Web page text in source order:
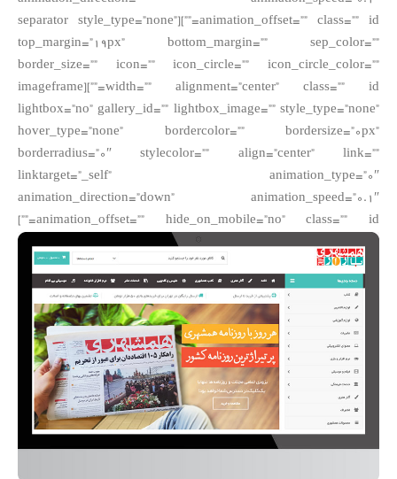
animation_offset=”” class=”” id=””][separator style_type=”none”
top_margin=”19px” bottom_margin=”” sep_color=””
border_size=”” icon=”” icon_circle=”” icon_circle_color=””
width=”” alignment=”center” class=”” id=””][imageframe
lightbox=”no” gallery_id=”” lightbox_image=”” style_type=”none”
hover_type=”none” bordercolor=”” bordersize=”0px”
borderradius=”0″ stylecolor=”” align=”center” link=””
linktarget=”_self” animation_type=”0″
animation_direction=”down” animation_speed=”0.1″
animation_offset=”” hide_on_mobile=”no” class=”” id=””]